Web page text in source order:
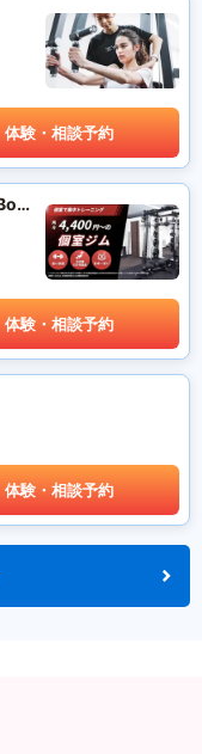
体験・相談予約
プライベートボックスフィット (Private Box Fit)
体験・相談予約
体験・相談予約